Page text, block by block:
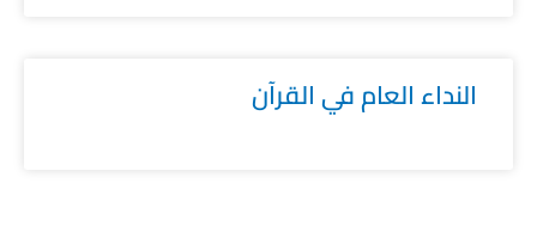
النداء العام في القرآن